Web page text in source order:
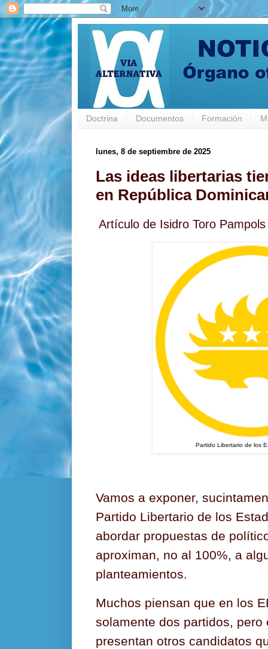
Doctrina Documentos Formación
lunes, 8 de septiembre de 2025
Las ideas libertarias
en República
Artículo de Isidro Toro Pampols
Partido Libertario de los
Vamos a exponer,
Partido Libertario de los
abordar propuestas de
aproximan, no al 100%, a
planteamientos.
Muchos piensan que en los
solamente dos partidos,
presentan otros candidatos